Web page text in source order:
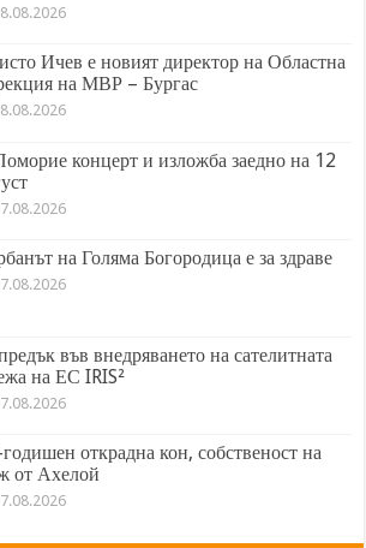
Ичев е новият директор на Областна
на МВР – Бургас
концерт и изложба заедно на 12
на Голяма Богородица е за здраве
във внедряването на сателитната
на ЕС IRIS²
открадна кон, собственост на
от Ахелой